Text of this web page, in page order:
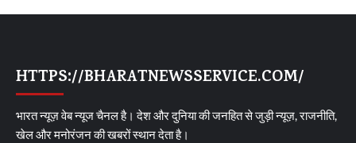
HTTPS://BHARATNEWSSERVICE.COM/
भारत न्यूज़ वेब न्यूज चैनल है। देश और दुनिया की जनहित से जुड़ी न्यूज़, राजनीति,
खेल और मनोरंजन की खबरों स्थान देता है।